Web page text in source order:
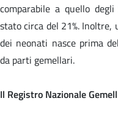
comparabile a quello
stato circa del 21%.
dei neonati nasce prima
da parti gemellari.
Il Registro Nazionale